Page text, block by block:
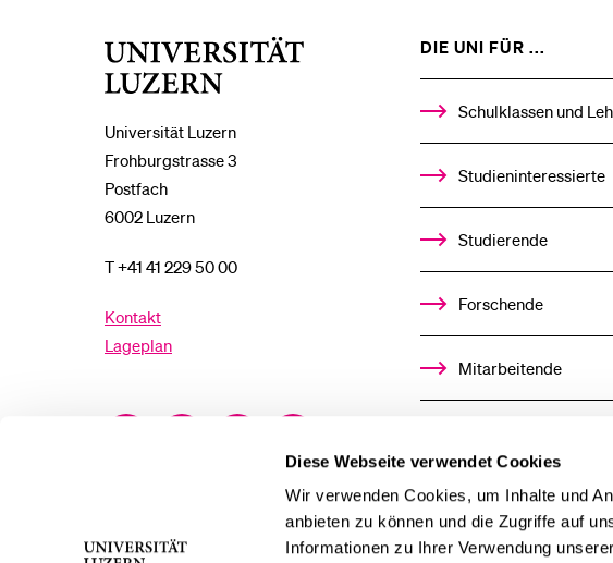
Diese Webseite verwendet Cookies
Wir verwenden Cookies, um Inhalte und
anbieten zu können und die Zugriffe auf
Informationen zu Ihrer Verwendung
Universität Luzern
Frohburgstrasse 3
Postfach
6002 Luzern
T +41 41 229 50 00
Kontakt
Lageplan
DIE UNI FÜR ...
%1$S
Schulklassen und
Studieninteressierte
Studierende
Forschende
Mitarbeitende
Stellensuchende